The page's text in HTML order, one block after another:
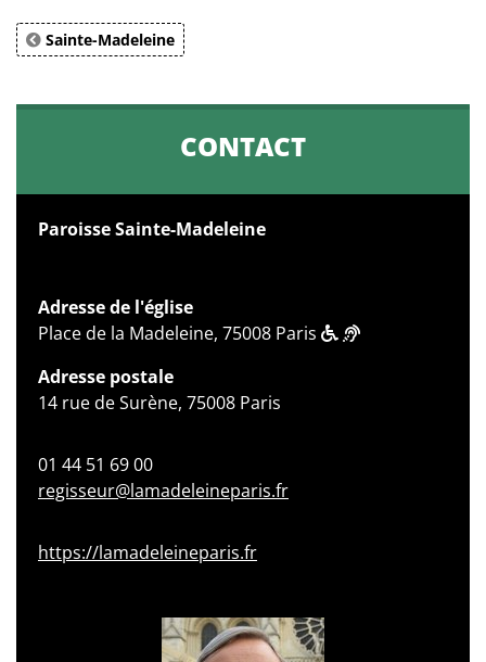
Sainte-Madeleine
CONTACT
Paroisse Sainte-Madeleine
Adresse de l'église
Place de la Madeleine, 75008 Paris
Adresse postale
14 rue de Surène, 75008 Paris
01 44 51 69 00
regisseur@lamadeleineparis.fr
https://lamadeleineparis.fr